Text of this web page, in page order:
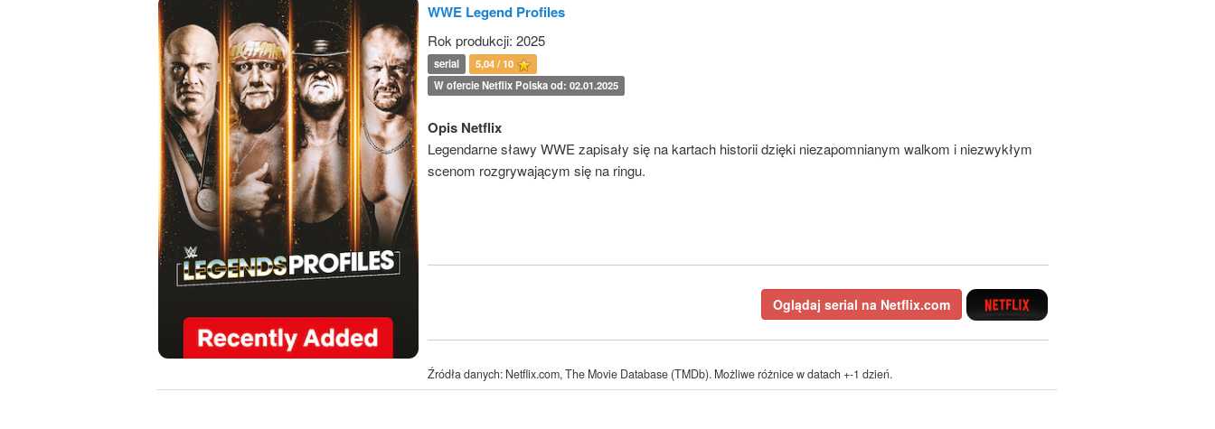
WWE Legend Profiles
Rok produkcji: 2025
serial
5,04 / 10
W ofercie Netflix Polska od: 02.01.2025
Opis Netflix
Legendarne sławy WWE zapisały się na kartach historii dzięki niezapomnianym walkom i niezwykłym
scenom rozgrywającym się na ringu.
Oglądaj serial na Netflix.com
Źródła danych: Netflix.com, The Movie Database (TMDb). Możliwe różnice w datach +-1 dzień.